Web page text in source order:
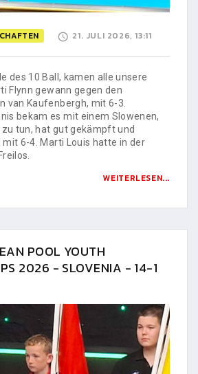
21. JULI 2026, 13:11
des 10 Ball, kamen alle unsere
Flynn gewann gegen den
van Kaufenbergh, mit 6-3.
bekam es mit einem Slowenen,
zu tun, hat gut gekämpft und
mit 6-4. Marti Louis hatte in der
WEITERLESEN...
POOL YOUTH
2026 - SLOVENIA - 14-1